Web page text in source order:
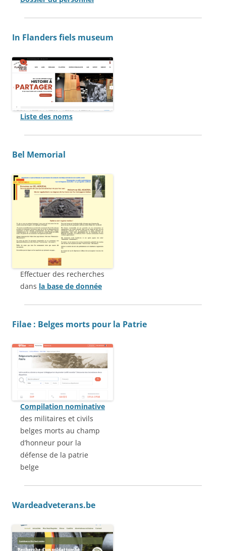
In Flanders fiels museum
Liste des noms
Bel Memorial
Effectuer des recherches
dans la base de donnée
Filae : Belges morts pour la Patrie
Compilation nominative
des militaires et civils
belges morts au champ
d’honneur pour la
défense de la patrie
belge
Wardeadveterans.be